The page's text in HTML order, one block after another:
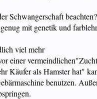
Schwangerschaft
mit genetik und
viel mehr
einer
Käufer als Hamster hat"
benutzen.